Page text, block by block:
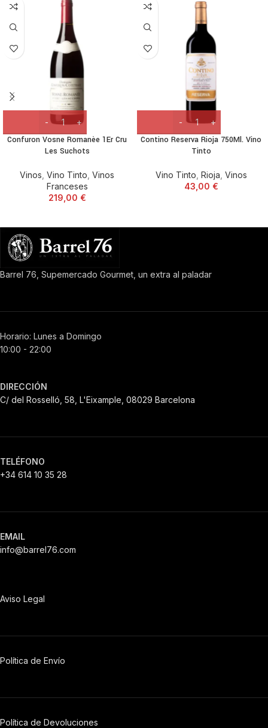
Confuron Vosne Romanèe 1Er Cru
Les Suchots
Vinos Vino Tinto Vinos
Franceses
219,00 €
Contino Reserva Rioja 750Ml. Vino
Tinto
Vino Tinto Rioja Vinos
43,00 €
Barrel 76, Supemercado Gourmet, un extra al paladar
Horario: Lunes a Domingo
10:00 - 22:00
DIRECCIÓN
C/ del Rosselló, 58, L'Eixample, 08029 Barcelona
TELÉFONO
+34 614 10 35 28
EMAIL
info@barrel76.com
Aviso Legal
Política de Envío
Política de Devoluciones